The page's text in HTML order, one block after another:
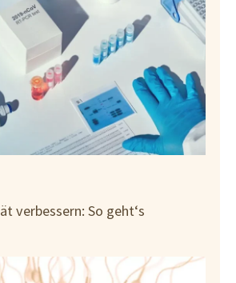
verbessern: So geht‘s